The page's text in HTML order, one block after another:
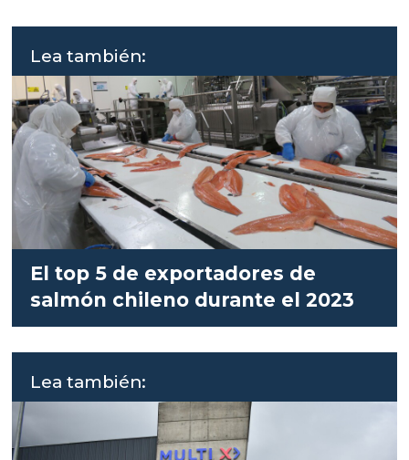
Lea también:
El top 5 de exportadores de
salmón chileno durante el 2023
Lea también: